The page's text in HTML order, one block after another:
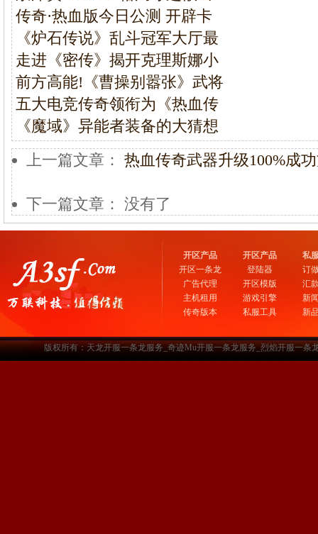
传奇·热血版今日公测 开辟卡
《炉石传说》乱斗冠军大厅最
走进《密传》揭开克理斯娜小
前方高能!《曹操别嚣张》武将
五大电竞传奇领衔为《热血传
《魔域》异能者装备的大猜想
上一篇文章： 热血传奇武器升级100%成
下一篇文章： 没有了
开区产品
开区一条龙
广告代理
主机租用
传奇版本
开区产品
登陆器
开区模版
游戏引擎
私服工具
私
订
汇
新
新
版权所有：天龙开服一条龙服务_奇迹Mu开服一条龙服务_烈焰开服一条